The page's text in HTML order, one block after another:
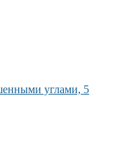
углами, 5